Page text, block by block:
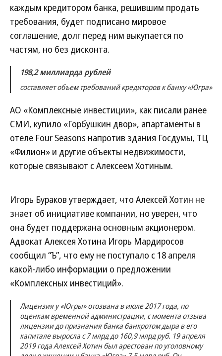
каждым кредитором банка, решившим продать
требования, будет подписано мировое
соглашение, долг перед ним выкупается по
частям, но без дисконта.
198,2 миллиарда рублей
составляет объем требований кредиторов к банку «Югра»
АО «Комплексные инвестиции», как писали ранее
СМИ, купило «Горбушкин двор», апартаменты в
отеле Four Seasons напротив здания Госдумы, ТЦ
«Филион» и другие объекты недвижимости,
которые связывают с Алексеем Хотиным.
Игорь Бураков утверждает, что Алексей Хотин не
знает об инициативе компании, но уверен, что
она будет поддержана основным акционером.
Адвокат Алексея Хотина Игорь Мардиросов
сообщил “Ъ”, что ему не поступало с 18 апреля
какой-либо информации о предложении
«Комплексных инвестиций».
Лицензия у «Югры» отозвана в июле 2017 года, по
оценкам временной администрации, с момента отзыва
лицензии до признания банка банкротом дыра в его
капитале выросла с 7 млрд до 160,9 млрд руб. 19 апреля
2019 года Алексей Хотин был арестован по уголовному